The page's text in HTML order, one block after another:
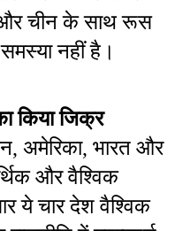
और चीन के साथ रूस
नहीं है।
किया जिक्र
अमेरिका, भारत और
और वैश्विक
ये चार देश वैश्विक